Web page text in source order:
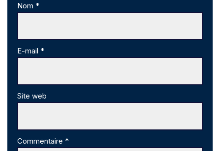
Nom *
E-mail *
Site web
Commentaire *